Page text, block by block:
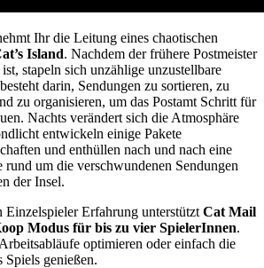
Ihr die Leitung eines chaotischen
Island. Nachdem der frühere Postmeister
stapeln sich unzählige unzustellbare
darin, Sendungen zu sortieren, zu
zu organisieren, um das Postamt Schritt für
Nachts verändert sich die Atmosphäre
entwickeln einige Pakete
und enthüllen nach und nach eine
rund um die verschwundenen Sendungen
der Insel.
Einzelspieler Erfahrung unterstützt Cat Mail
Modus für bis zu vier SpielerInnen.
optimieren oder einfach die
Spiels genießen.